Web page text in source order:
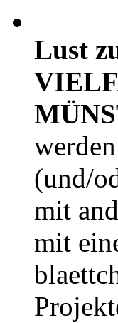
Lust
(und/
mit
mit